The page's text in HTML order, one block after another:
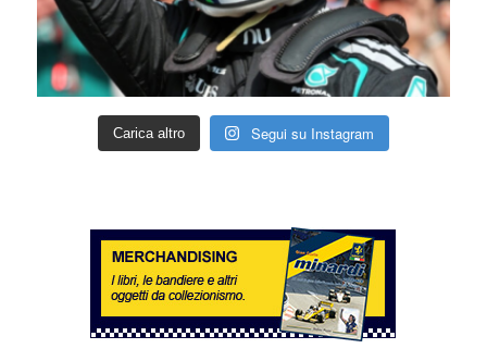
Carica altro Segui su Instagram